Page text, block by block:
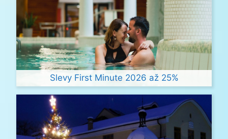
Slevy First Minute 2026 až 25%